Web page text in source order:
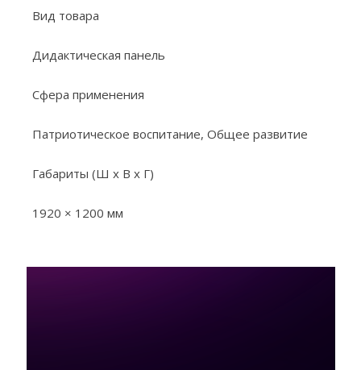
Вид товара
Дидактическая панель
Сфера применения
Патриотическое воспитание, Общее развитие
Габариты (Ш х В х Г)
1920 × 1200 мм